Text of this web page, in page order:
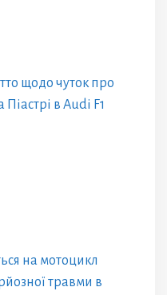
щодо чуток про
в Audi F1
на мотоцикл
травми в